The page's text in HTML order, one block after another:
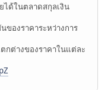
ได้ในตลาดสกุลเงิน
ของราคาระหว่างการ
กต่างของราคาในแต่ละ